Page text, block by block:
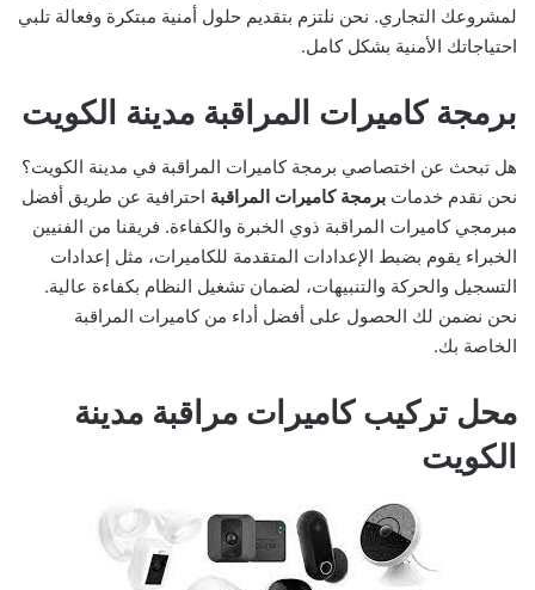
لمشروعك التجاري. نحن نلتزم بتقديم حلول أمنية مبتكرة وفعالة تلبي
احتياجاتك الأمنية بشكل كامل.
برمجة كاميرات المراقبة مدينة الكويت
هل تبحث عن اختصاصي برمجة كاميرات المراقبة في مدينة الكويت؟
نحن نقدم خدمات برمجة كاميرات المراقبة احترافية عن طريق أفضل
مبرمجي كاميرات المراقبة ذوي الخبرة والكفاءة. فريقنا من الفنيين
الخبراء يقوم بضبط الإعدادات المتقدمة للكاميرات، مثل إعدادات
التسجيل والحركة والتنبيهات، لضمان تشغيل النظام بكفاءة عالية.
نحن نضمن لك الحصول على أفضل أداء من كاميرات المراقبة
الخاصة بك.
محل تركيب كاميرات مراقبة مدينة
الكويت